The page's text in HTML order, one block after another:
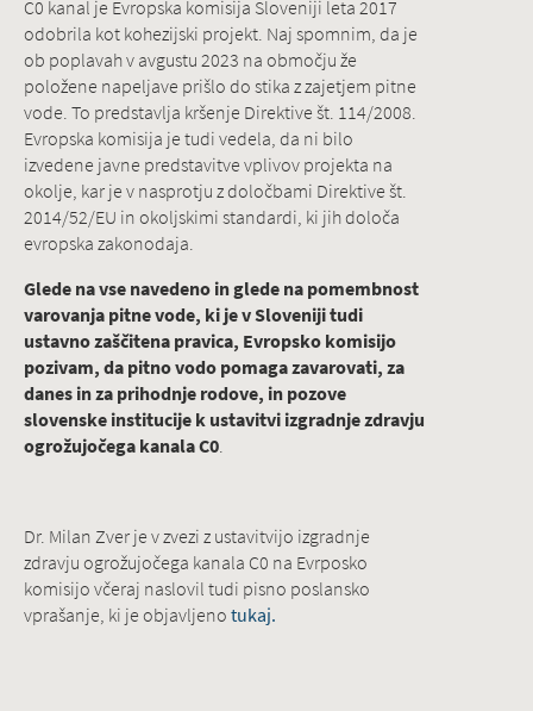
C0 kanal je Evropska komisija Sloveniji leta 2017
odobrila kot kohezijski projekt. Naj spomnim, da je
ob poplavah v avgustu 2023 na območju že
položene napeljave prišlo do stika z zajetjem pitne
vode. To predstavlja kršenje Direktive št. 114/2008.
Evropska komisija je tudi vedela, da ni bilo
izvedene javne predstavitve vplivov projekta na
okolje, kar je v nasprotju z določbami Direktive št.
2014/52/EU in okoljskimi standardi, ki jih določa
evropska zakonodaja.
Glede na vse navedeno in glede na pomembnost
varovanja pitne vode, ki je v Sloveniji tudi
ustavno zaščitena pravica, Evropsko komisijo
pozivam, da pitno vodo pomaga zavarovati, za
danes in za prihodnje rodove, in pozove
slovenske institucije k ustavitvi izgradnje zdravju
ogrožujočega kanala C0.
Dr. Milan Zver je v zvezi z ustavitvijo izgradnje
zdravju ogrožujočega kanala C0 na Evrposko
komisijo včeraj naslovil tudi pisno poslansko
vprašanje, ki je objavljenotukaj.